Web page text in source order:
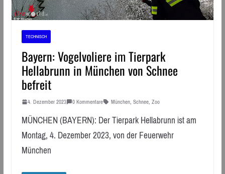
TECHNISCH
Bayern: Vogelvoliere im Tierpark
Hellabrunn in München von Schnee
befreit
4. Dezember 2023 0 Kommentare München, Schnee, Zoo
MÜNCHEN (BAYERN): Der Tierpark Hellabrunn ist am
Montag, 4. Dezember 2023, von der Feuerwehr
München